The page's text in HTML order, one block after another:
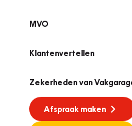
MVO
Klantenvertellen
Zekerheden van
Afspraak maken